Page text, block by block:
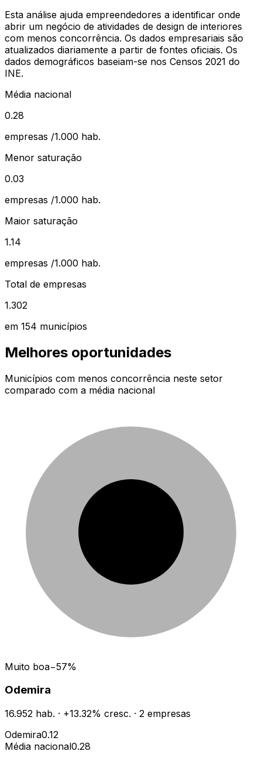
Esta análise ajuda empreendedores a identificar onde
abrir um negócio de atividades de design de interiores
com menos concorrência. Os dados empresariais são
atualizados diariamente a partir de fontes oficiais. Os
dados demográficos baseiam-se nos Censos 2021 do
INE.
Média nacional
0.28
empresas /1.000 hab.
Menor saturação
0.03
empresas /1.000 hab.
Maior saturação
1.14
empresas /1.000 hab.
Total de empresas
1.302
em 154 municípios
Melhores oportunidades
Municípios com menos concorrência neste setor
comparado com a média nacional
Muito boa−57%
Odemira
16.952 hab. · +13.32% cresc. · 2 empresas
Odemira0.12
Média nacional0.28